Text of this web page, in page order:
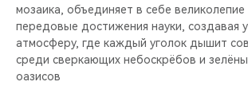
мозаика, объединяет в себе
передовые достижения науки, создавая
атмосферу, где каждый уголок дышит
среди сверкающих небоскрёбов и
оазисов